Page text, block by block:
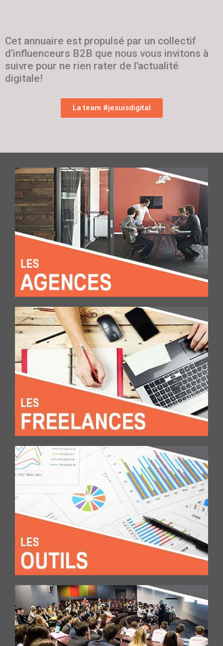
Cet annuaire est propulsé par un collectif
d’influenceurs B2B que nous vous invitons à
suivre pour ne rien rater de l’actualité
digitale!
La team #jesuisdigital